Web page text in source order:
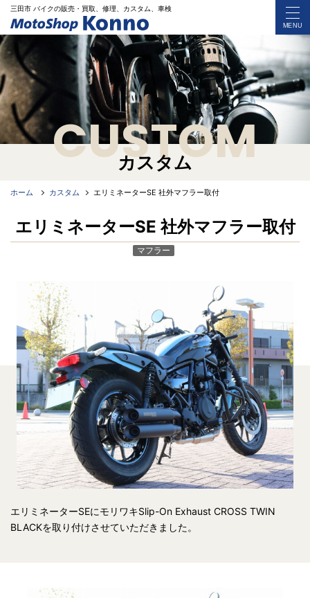
三田市 バイクの販売・買取、修理、カスタム、車検
MENU
カスタム
CUSTOM
ホーム カスタム エリミネーターSE 社外マフラー取付
エリミネーターSE 社外マフラー取付
マフラー
エリミネーターSEにモリワキSlip-On Exhaust CROSS TWIN
BLACKを取り付けさせていただきました。